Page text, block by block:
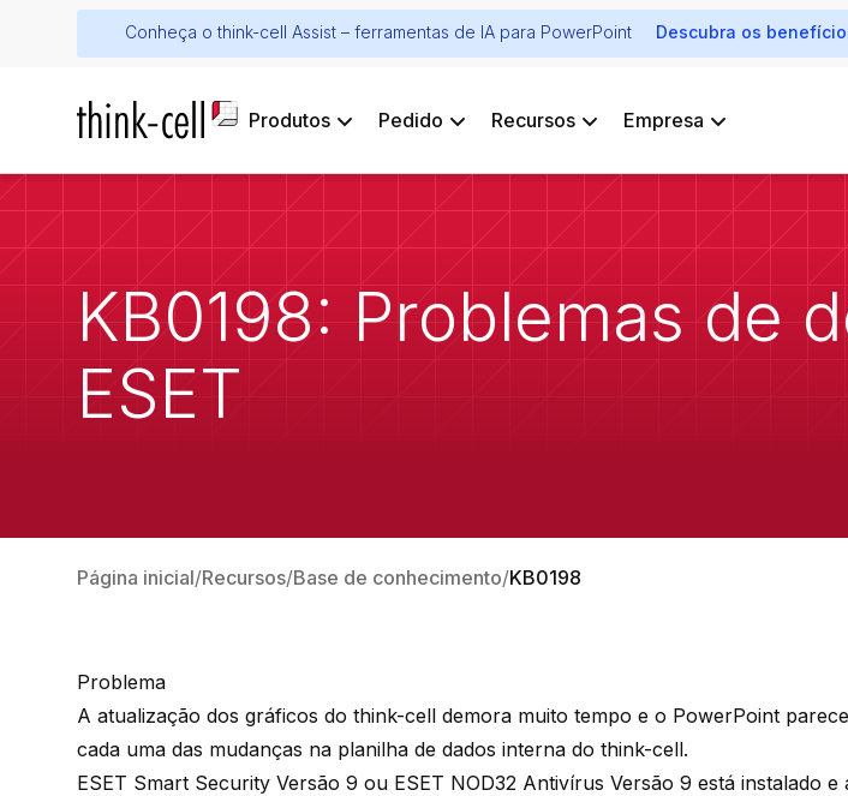
Conheça o think-cell Assist – ferramentas de IA para PowerPoint Descubra os
Produtos Pedido Recursos Empresa
KB0198: Problemas de
ESET
Página inicial Recursos Base de conhecimento KB0198
Problema
A atualização dos gráficos do think-cell demora muito tempo e o PowerPoint
cada uma das mudanças na planilha de dados interna do think-cell.
ESET Smart Security Versão 9 ou ESET NOD32 Antivírus Versão 9 está instalado e